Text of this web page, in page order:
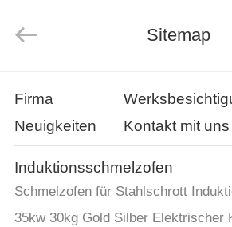
PRODUKTE
ÜBER
UNS
Sitemap
Firma
Neuigkeiten
Kontakt mit uns
Induktionsschmelzofen
Schmelzofen für Stahlschrott
35kw 30kg Gold Silber Elektrischer